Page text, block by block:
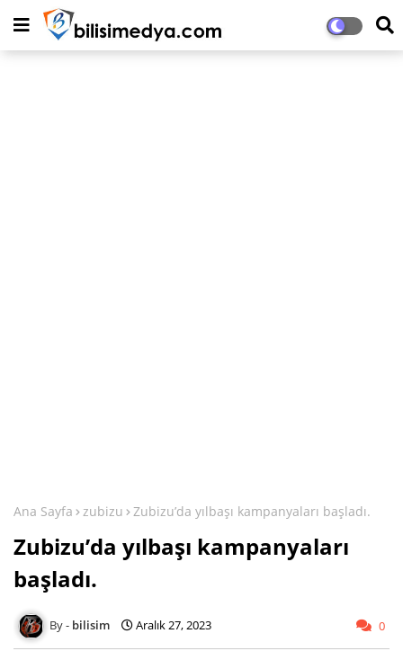
Ana Sayfa zubizu Zubizu’da yılbaşı kampanyaları başladı.
Zubizu’da yılbaşı kampanyaları
başladı.
bilisim Aralık 27, 2023 0